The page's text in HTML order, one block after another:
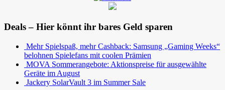
Deals – Hier könnt ihr bares Geld sparen
Mehr Spielspaß, mehr Cashback: Samsung „Gaming Weeks“
belohnen Spielefans mit coolen Prämien
MOVA Sommerangebote: Aktionspreise für ausgewählte
Geräte im August
Jackery SolarVault 3 im Summer Sale